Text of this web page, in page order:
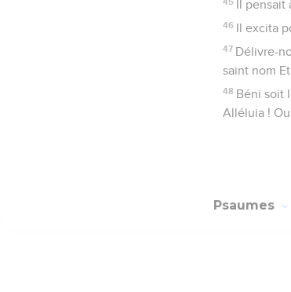
Il pensait
46 Il excita
47 Délivre-
saint nom
48 Béni soit
Alléluia !
Psaumes